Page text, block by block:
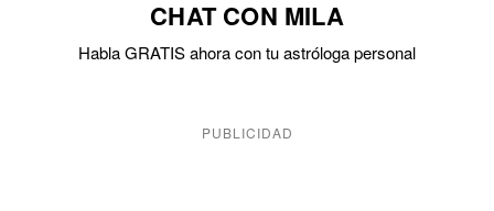
CHAT CON MILA
Habla GRATIS ahora con tu astróloga personal